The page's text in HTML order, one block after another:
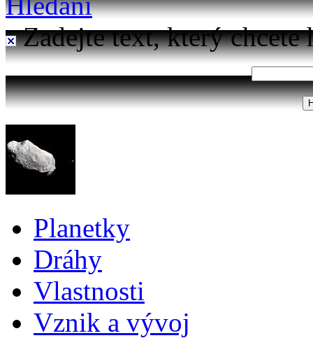
Zadejte text, který chcete
Planetky
Dráhy
Vlastnosti
Vznik a vývoj